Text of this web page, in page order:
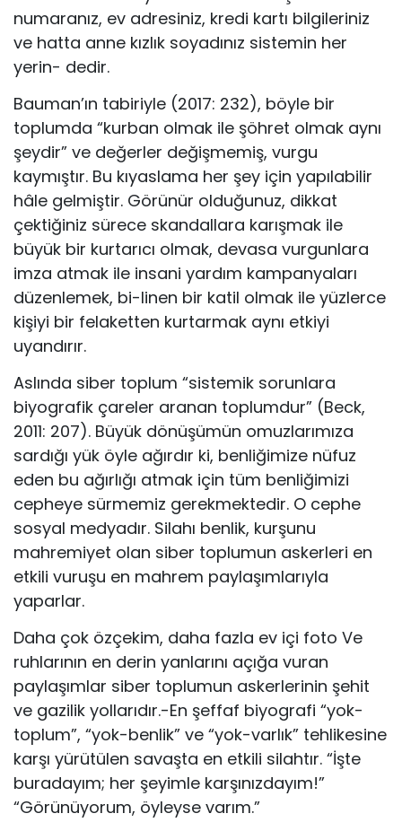
numaranız, ev adresiniz, kredi kartı bilgileriniz
ve hatta anne kızlık soyadınız sistemin her
yerin- dedir.
Bauman’ın tabiriyle (2017: 232), böyle bir
toplumda “kurban olmak ile şöhret olmak aynı
şeydir” ve değerler değişmemiş, vurgu
kaymıştır. Bu kıyaslama her şey için yapılabilir
hâle gelmiştir. Görünür olduğunuz, dikkat
çektiğiniz sürece skandallara karışmak ile
büyük bir kurtarıcı olmak, devasa vurgunlara
imza atmak ile insani yardım kampanyaları
düzenlemek, bi-linen bir katil olmak ile yüzlerce
kişiyi bir felaketten kurtarmak aynı etkiyi
uyandırır.
Aslında siber toplum “sistemik sorunlara
biyografik çareler aranan toplumdur” (Beck,
2011: 207). Büyük dönüşümün omuzlarımıza
sardığı yük öyle ağırdır ki, benliğimize nüfuz
eden bu ağırlığı atmak için tüm benliğimizi
cepheye sürmemiz gerekmektedir. O cephe
sosyal medyadır. Silahı benlik, kurşunu
mahremiyet olan siber toplumun askerleri en
etkili vuruşu en mahrem paylaşımlarıyla
yaparlar.
Daha çok özçekim, daha fazla ev içi foto Ve
ruhlarının en derin yanlarını açığa vuran
paylaşımlar siber toplumun askerlerinin şehit
ve gazilik yollarıdır.-En şeffaf biyografi “yok-
toplum”, “yok-benlik” ve “yok-varlık” tehlikesine
karşı yürütülen savaşta en etkili silahtır. “İşte
buradayım; her şeyimle karşınızdayım!”
“Görünüyorum, öyleyse varım.”